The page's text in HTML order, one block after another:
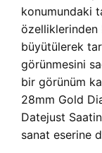
konumundaki
büyütülerek
görünmesini
bir görünüm
28mm Gold
Datejust
sanat eserine